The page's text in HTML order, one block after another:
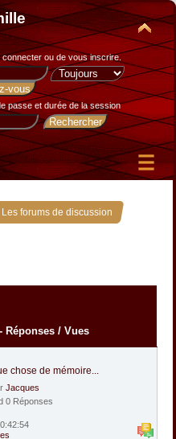
connecter ou de vous inscrire.
passe et durée de la session
Les forums de discussion »
- Réponses / Vues
chose de mémoire...
Jacques
0 Réponses